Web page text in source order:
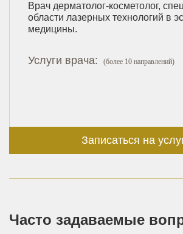
Врач дерматолог-косметолог,
области лазерных технологий в
медицины.
Услуги врача: (более 10 направлений)
Записаться на
Часто задаваемые